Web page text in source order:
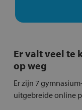
Er valt veel te
op weg
Er zijn 7
uitgebreide online